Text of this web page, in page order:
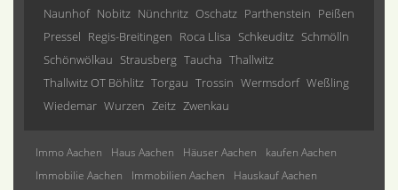
Naunhof Nobitz Nünchritz Oschatz Parthenstein Peißen
Pressel Regis-Breitingen Roca Llisa Schkeuditz Schmölln
Schönwölkau Strausberg Taucha Thallwitz
Thallwitz OT Böhlitz Torgau Trossin Wermsdorf Weßling
Wiedemar Wurzen Zeitz Zwenkau
Immo Aachen Haus Aachen Häuser Aachen
kaufen Aachen
Immobilie Aachen
Immobilien Aachen
Hauskauf Aachen